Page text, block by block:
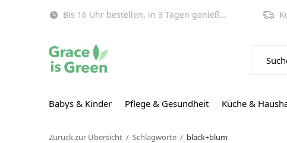
Babys & Kinder Pflege & Gesundheit Küche &
Bis 16 Uhr bestellen, in 3 Tagen genießen (EU)!
Zurück zur Übersicht Schlagworte black+blum